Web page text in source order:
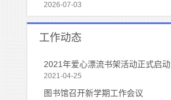
2026-07-03
工作动态
2021年爱心漂流书架活动正式启动
2021-04-25
图书馆召开新学期工作会议